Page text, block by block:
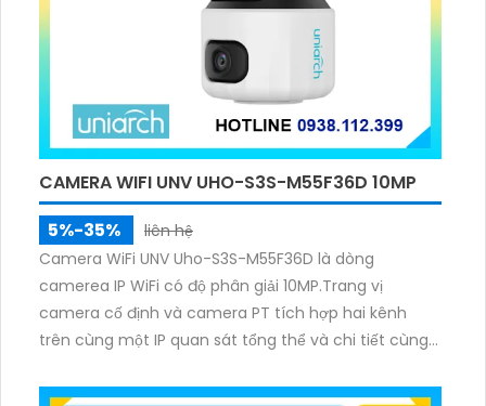
CAMERA WIFI UNV UHO-S3S-M55F36D 10MP
5%-35%
liên hệ
Camera WiFi UNV Uho-S3S-M55F36D là dòng
camerea IP WiFi có độ phân giải 10MP.Trang vị
camera cố định và camera PT tích hợp hai kênh
trên cùng một IP quan sát tổng thể và chi tiết cùng
ánh sáng. Kết hợp hồng ngoại và đèn ấm cho hình